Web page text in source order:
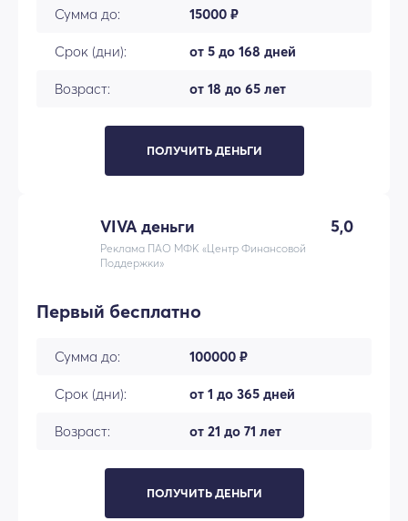
Сумма до: 15000 ₽
Срок (дни): от 5 до 168 дней
Возраст: от 18 до 65 лет
ПОЛУЧИТЬ ДЕНЬГИ
VIVA деньги 5,0
Реклама ПАО МФК «Центр Финансовой
Поддержки»
Первый бесплатно
Сумма до: 100000 ₽
Срок (дни): от 1 до 365 дней
Возраст: от 21 до 71 лет
ПОЛУЧИТЬ ДЕНЬГИ